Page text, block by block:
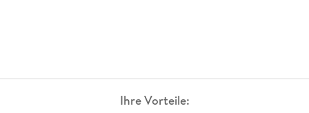
Ihre Vorteile: